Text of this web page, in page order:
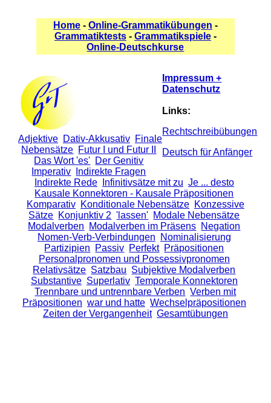
Home- Online-Grammatikübungen -
Grammatiktests- Grammatikspiele-
Online-Deutschkurse
Impressum +
Datenschutz
Links:
Rechtschreibübungen
Deutsch für Anfänger
Adjektive Dativ-Akkusativ Finale
Nebensätze Futur I und Futur II
Das Wort 'es' Der Genitiv
Imperativ
Indirekte Fragen
Indirekte Rede
Infinitivsätze mit zu Je ... desto
Kausale Konnektoren - Kausale Präpositionen
Komparativ Konditionale Nebensätze Konzessive
Sätze Konjunktiv 2 'lassen' Modale Nebensätze
Modalverben
Modalverben im Präsens Negation
Nomen-Verb-Verbindungen
Nominalisierung
Partizipien
Passiv Perfekt Präpositionen
Personalpronomen und Possessivpronomen
Relativsätze Satzbau Subjektive Modalverben
Substantive Superlativ Temporale Konnektoren
Trennbare und untrennbare Verben Verben mit
Präpositionen war und hatte Wechselpräpositionen
Zeiten der Vergangenheit Gesamtübungen